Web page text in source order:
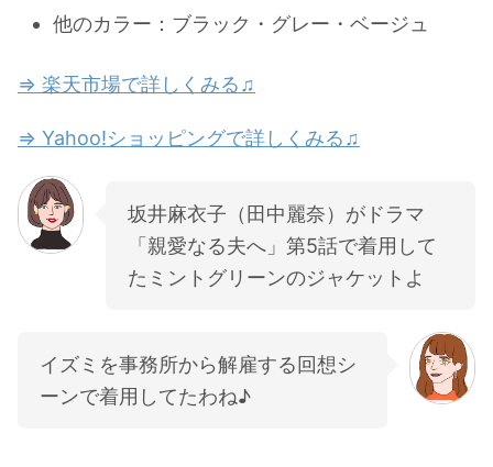
他のカラー：ブラック・グレー・ベージュ
⇒ 楽天市場で詳しくみる♫
⇒ Yahoo!ショッピングで詳しくみる♫
坂井麻衣子（田中麗奈）がドラマ
「親愛なる夫へ」第5話で着用して
たミントグリーンのジャケットよ
イズミを事務所から解雇する回想シ
ーンで着用してたわね♪